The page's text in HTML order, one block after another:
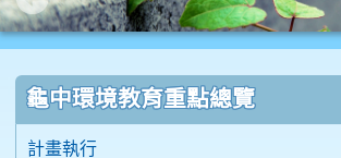
龜中環境教育重點總覽
計畫執行